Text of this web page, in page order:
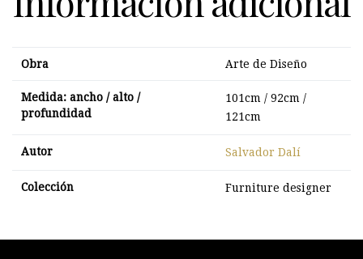
Obra Arte de Diseño
Medida: ancho / alto /
profundidad
101cm / 92cm /
121cm
Autor Salvador Dalí
Colección Furniture designer